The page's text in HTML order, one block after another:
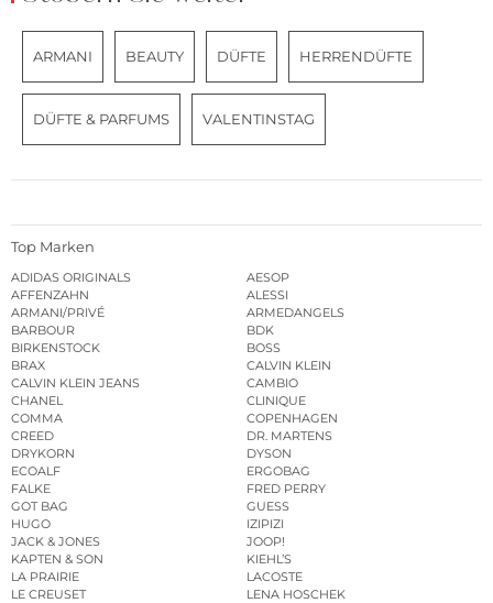
ARMANI BEAUTY DÜFTE HERRENDÜFTE
DÜFTE & PARFUMS VALENTINSTAG
Top Marken
ADIDAS ORIGINALS
AESOP
AFFENZAHN
ALESSI
ARMANI/PRIVÉ
ARMEDANGELS
BARBOUR
BDK
BIRKENSTOCK
BOSS
BRAX
CALVIN KLEIN
CALVIN KLEIN JEANS
CAMBIO
CHANEL
CLINIQUE
COMMA
COPENHAGEN
CREED
DR. MARTENS
DRYKORN
DYSON
ECOALF
ERGOBAG
FALKE
FRED PERRY
GOT BAG
GUESS
HUGO
IZIPIZI
JACK & JONES
JOOP!
KAPTEN & SON
KIEHL’S
LA PRAIRIE
LACOSTE
LE CREUSET
LENA HOSCHEK